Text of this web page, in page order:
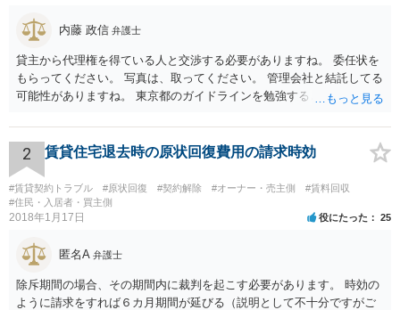
内藤 政信 弁護士
貸主から代理権を得ている人と交渉する必要がありますね。 委任状を
もらってください。 写真は、取ってください。 管理会社と結託してる
可能性がありますね。 東京都のガイドラインを勉強するといいでしょ
2 賃貸住宅退去時の原状回復費用の請求時効
#賃貸契約トラブル #原状回復 #契約解除 #オーナー・売主側
#賃料回収
#住民・入居者・買主側
2018年1月17日 役にたった 25
匿名A 弁護士
除斥期間の場合、その期間内に裁判を起こす必要があります。 時効の
ように請求をすれば６カ月期間が延びる（説明として不十分ですがご